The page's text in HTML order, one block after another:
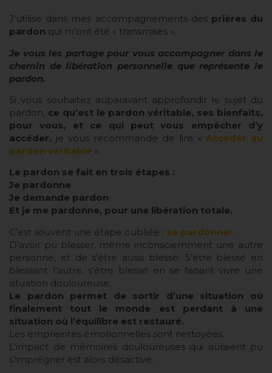
J’utilise dans mes accompagnements des prières du
pardon qui m’ont été « transmises ».
Je vous les partage pour vous accompagner dans le
chemin de libération personnelle que représente le
pardon.
Si vous souhaitez auparavant approfondir le sujet du
pardon, ce qu’est le pardon véritable, ses bienfaits,
pour vous, et ce qui peut vous empêcher d’y
accéder, je vous recommande de lire « Accéder au
pardon véritable ».
Le pardon se fait en trois étapes :
Je pardonne
Je demande pardon
Et je me pardonne, pour une libération totale.
C’est souvent une étape oubliée : se pardonner
D’avoir pu blesser, même inconsciemment une autre
personne, et de s’être aussi blessé. S’être blessé en
blessant l’autre, s’être blessé en se faisant vivre une
situation douloureuse.
Le pardon permet de sortir d’une situation où
finalement tout le monde est perdant à une
situation où l’équilibre est restauré.
Les empreintes émotionnelles sont nettoyées.
L’impact de mémoires douloureuses qui auraient pu
s’imprégner est alors désactivé.